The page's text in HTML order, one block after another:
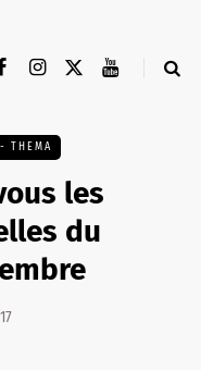
THEMA
les
du